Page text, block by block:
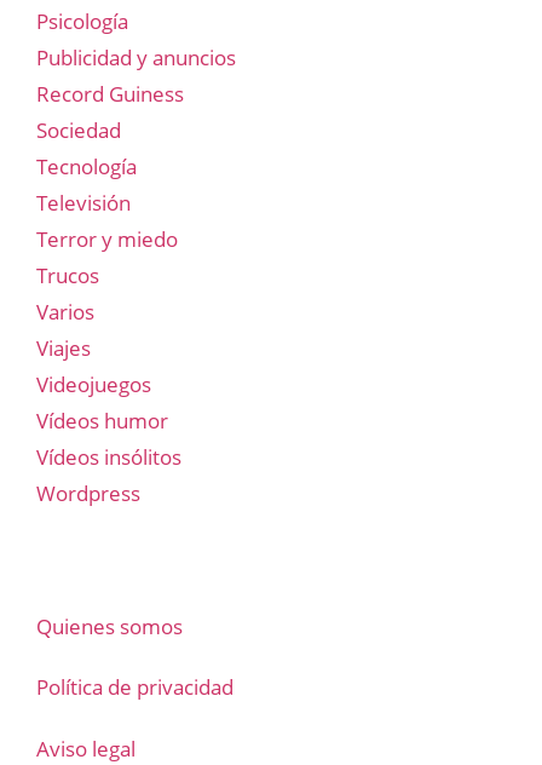
Psicología
Publicidad y anuncios
Record Guiness
Sociedad
Tecnología
Televisión
Terror y miedo
Trucos
Varios
Viajes
Videojuegos
Vídeos humor
Vídeos insólitos
Wordpress
Quienes somos
Política de privacidad
Aviso legal